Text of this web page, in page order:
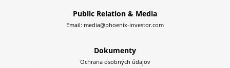
Public Relation & Media
Email: media@phoenix-investor.com
Dokumenty
Ochrana osobných údajov